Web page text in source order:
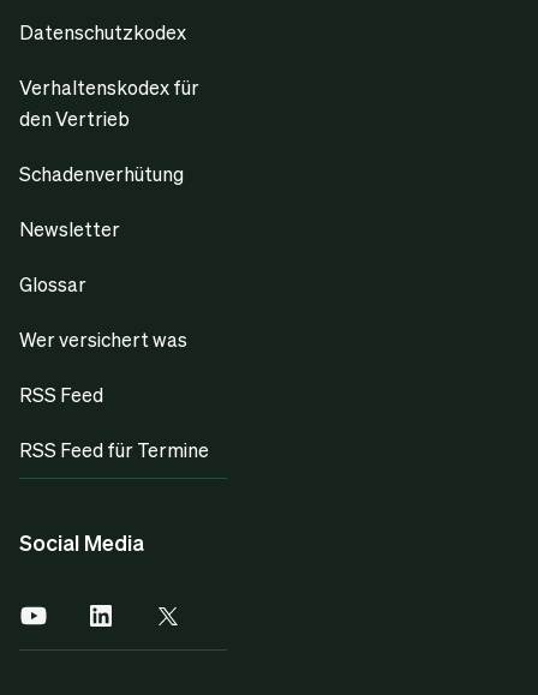
Datenschutzkodex
Verhaltenskodex für
den Vertrieb
Schadenverhütung
Newsletter
Glossar
Wer versichert was
RSS Feed
RSS Feed für Termine
Social Media